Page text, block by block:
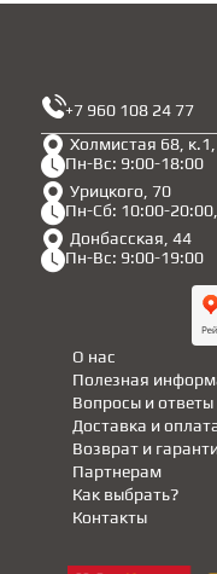
Холмистая 68,
Пн-Вс: 9:00-18:00
Урицкого, 70
Пн-Сб: 10:00-
Донбасская, 44
Пн-Вс: 9:00-19:00
+7 960 108 24 77
Полезная
Партнерам
Вопросы и ответы
Доставка и
Возврат и
Как выбрать?
О нас
Контакты